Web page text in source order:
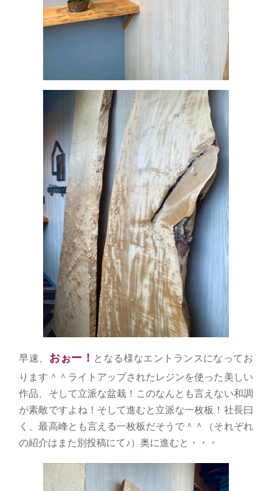
早速、 おぉー！ となる様なエントランスになってお
ります＾＾ライトアップされたレジンを使った美しい
作品、そして立派な盆栽！このなんとも言えない和調
が素敵ですよね！そして進むと立派な一枚板！社長曰
く、最高峰とも言える一枚板だそうで＾＾（それぞれ
の紹介はまた別投稿にて♪）奥に進むと・・・